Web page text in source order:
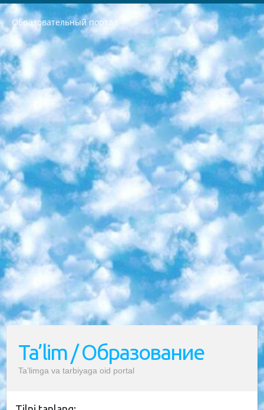
Образовательный портал
РЕСПУБЛИКА УЗБЕКИСТАН МИНИСТРЕРСТВО ДОШКОЛЬНОГО И ШКОЛЬНОГО ОБРАЗОВАНИЯ КОМАНДА в общеобразовательных учреждениях в 2023-2024 учебном году организация и проведение итоговой государственной аттестации обучающихся о Министра дошкольного и школьного образования Республики Узбекистан от 4 марта 2008 года (постановлением Минюста от 20 марта 2008 года № 1778 государственной регистрации) «Итоговое состояние учащихся общего среднего образования на основании положения об утверждении положения об аттестации общего среднего образования выпускной экзамен студентов в образовательных учреждениях в 2023-2024 учебном году В целях организации и прохождения аттестации приказываю: 1. Следующее: перечень предметов, по которым будет проводиться итоговая государственная аттестация и экзамен формы перевода согласно приложению 1; сертификаты международного образца, оценивающие уровень владения иностранными языками перечень согласно приложению 2; 2. Педагогический при специализированных образовательных учреждениях. научно-практический центр квалификации и международной оценки (Д.Давидова) 2024 г. До 25 марта: задания по предметам, по которым будет проводиться итоговая аттестация разработка и утверждение технических условий; итоговая аттестация на основании разработанного предметного задания разработка вопросов по предметам (устно и письменно), экзамен передача; общеобразовательные средние школы и специальные учебные заведения учащиеся выпускных классов школ и интернатов в агентской системе подготовка базы данных экзаменационных материалов и критериев оценки; перевод базы экзаменационных материалов на все языки обучения подать в Республиканский образовательный центр для изготовления; варианты экзаменов на основе разработанных контрольных материалов пусть будут поставлены задачи формирования. 3. Республиканский образовательный центр (Ш.Худайкулов) до 5 апреля 2024 года. до: база данных предоставленных экзаменационных материалов на все языки обучения перевод и экспертиза; для слепых, слабовидящих, глухих, слабослышащих и умственно отсталых детей учащиеся выпускных классов специализированных школ и школ-интернатов база данных экзаменационных материалов на всех преподаваемых языках подготовка критериев оценки; специализированные школы для умственно отсталых детей и технологии для учащихся выпускных классов школ-интернатов разработка соответствующих рекомендаций и критериев проведения ЕГЭ по естествознанию давать задания. 4. Педагогический при специализированных образовательных учреждениях. Научно-практический центр навыков и международной оценки (Д.Давидова), Республика образовательный центр (Худайкулов Ш.) итоговый государственный аттестационный экзамен ориентирован на творческое и логическое мышление при подготовке базы материалов учитывать введение заданий. 5. Следует отметить, что: сертификат государственного образца о знании общеобразовательного предмета и как минимум национальный уровень B1 по предметам на иностранных языках, указанным в Приложении 2. или международно признанный сертификат эквивалентного уровня студенты, изучающие определенный предмет, освобождаются от экзамена; по соответствующим предметам запланирована итоговая государственная аттестация за день до дня, путем жеребьевки Рабочей группой (в письменной форме по предметам, проводимым в форме) из числа сформированных вариантов выбрано 2 варианта; 2 выбранных варианта экзамена анонсированы на официальном сайте министерства и все выпускники по всей стране на основе этих вариантов проводит итоговую государственную аттестацию. 6. Государственное образование учащихся средних общеобразовательных учреждений. знания в соответствии с квалификационными требованиями, которые необходимо приобрести на основании стандартов итоговый (выпускной) контроль для 9 и 11 классов в целях тестирования Экзамены (далее – экзамены) состоят из предметов, перечисленных в приложении 1. будет сделано. 7. Экзамены пройдут с 26 мая по 15 июня 2024 г. (кроме науки физического воспитания). 8. Физическая для учащихся 9 классов общесредних образовательных учреждений. Экзамены по предмету «Образование, квалификация медицина» 1-6 мая 2024 года. сотрудники перевести под присмотр (с отклонениями в физическом или умственном развитии) специализированная школа для детей, школы-интернаты и со сколиозом школы-интернаты санаторного типа для больных детей исключены). 9. Он был слепым, слабовидящим и имел нарушения опорно-двигательного аппарата. экзамены в специализированных школах и интернатах для детей должны проводиться исходя из требований, предъявляемых к общеобразовательным учреждениям (физкультура кроме науки). 10. Специализированная школа для глухих и слабослышащих детей. и экзамены в интернатах и быть реализован в виде письменного теста по математике. 11. Специальность для умственно отсталых детей. Для 9 класса Родной язык и литературное письмо Государственный язык (язык обучения – узбекский). для неклассов) написано Математическое письмо Письменная/устная история Узбекистана Физическое воспитание практично Итоговый контроль Для 11 класса Написание родного языка и литературы (эссе) Математическое письмо Узбекский язык (обучение на узбекском языке) не посещающее общее среднее образование для учреждений)/Образовательное учреждение выбор письменный и устный Иностранный язык письменный/устный Письменная/устная история Узбекистана *По выбору студента:  Химия  Физика  Основы государственного права  География 10 бесплатных образовательных ресурсов - Мы составили подборку онлайн-проектов с интерактивными упражнениями, видеолекциями и статьями. Они помогут вам обрести новые и освежить старые знания бесплатно. 1. «ИНТУИТ» Старейшая образовательная площадка Рунета. Здесь вы найдёте сотни текстовых и видеокурсов на десятки различных тем — от программирования до психологии. Многие курсы подготовлены российскими университетами и крупными международными компаниями вроде Intel и Microsoft. Самостоятельное обучение бесплатное, но желающие могут оплатить услуги персональных наставников. 2. «Смартия» знакомит с актуальными профессиями и подсказывает, как им обучаться. Выбрав заинтересовавшую вас специальность — SMM-специалист, фотограф, веб-дизайнер или другую, — увидите список необходимых для неё умений. Чтобы вы могли освоить их самостоятельно, для каждого умения площадка отображает подборку ссылок на учебные материалы. Хотя «Смартия» ориентируется на русскоязычную аудиторию, часть контента всё же доступна только на английском. 3. «Лекторий Физтеха» Проект Московского физико-технического института (Физтеха). С его помощью вы можете смотреть онлайн серии лекций, записанные на видео в этом вузе. В числе доступных предметов — физика, биология, химия, информационные технологии и другие. К некоторым лекциям администрация ресурса прилагает готовые конспекты, которые можно скачивать в PDF-формате. 4. ITMOcourses Онлайн-площадка Санкт-Петербургского национального исследовательского университета информационных технологий, механики и оптики (ИТМО). Ресурс предоставляет свободный доступ к курсам, разработанным в этом вузе. Каталог материалов разбит на четыре категории: «Оптические системы и технологии», «Приборостроение и робототехника», «Информационные технологии» и «Биотехнологии». Курсы состоят из видеолекций, интерактивных демонстраций и заданий. 5. «КиберЛенинка» Электронная научная библиотека открытого доступа. Каталог площадки регулярно обрастает текстами статей из различных научных изданий. Сгруппированные по журналам и рубрикам публикации можно читать онлайн или скачивать целиком в PDF-формате. Проект нацелен на популяризацию науки за счёт открытого доступа к качественной информации. 6. «ПостНаука» На этом ресурсе публикуют подборки видеолекций, составленные экспертами из разных отраслей и объединённые общими темами. Среди них, к примеру, есть серии «Биоинформатика и геномика», «Культура средневековой Скандинавии» и Cinema Studies о теории кино. Каждая подборка лекций — логически связанная история, рассказанная экспертом от первого лица. Кроме того, на сайте появляются научно-образовательные статьи и тесты на разные темы. 7. «Newочём» Команда проекта «Newочём» отбирает самые интересные тексты из англоязычных СМИ и переводит те из них, за которые голосуют участники сообщества «ВКонтакте». По большей части это научно-популярные статьи. Редакторы придумывают лишь заголовки, в остальном содержание переводов соответствует оригиналам. Полные тексты можно читать прямо в социальной сети. 8. InternetUrok Онлайн-база материалов по основным дисциплинам школьной программы. Информация на сайте структурирована по классам, предметам и темам (урокам). Каждый урок состоит из видеолекций и конспектов. Есть также интерактивные тренажёры и тесты для закрепления пройденного материала. Даже если вы давно окончили школу, возможность повторить программу старших классов всегда может пригодиться. 9. Edutainme Ещё один ресурс об образовании. В отличие от Newtonew, как мне кажется, Edutainme больше ориентируется на представителей индустрии: педагогов, предпринимателей, разработчиков образовательных проектов. Но и любой, кто просто стремится к саморазвитию, найдёт на сайте много полезного и интересного для себя. Например, информацию о новых курсах и образовательных сервисах. 10. Newtonew Онлайн-медиа об образовании и обучении в широком смысле. Авторы Newtonew пишут об инструментах, заведениях, тактиках и стратегиях, которые помогают учить других и получать новые знания самостоятельно. На этой площадке вы найдёте новости, обзоры, аналитические мат
Ta’lim / Образование
Ta’limga va tarbiyaga oid portal